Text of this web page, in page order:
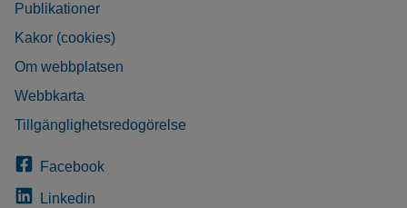
Publikationer
Kakor (cookies)
Om webbplatsen
Webbkarta
Tillgänglighetsredogörelse
Facebook
Linkedin